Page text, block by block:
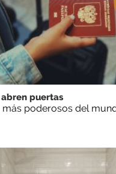
puertas
poderosos del